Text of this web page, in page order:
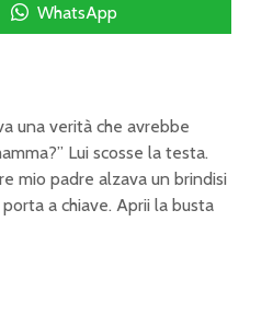
WhatsApp
una verità che avrebbe
Lui scosse la testa.
mio padre alzava un brindisi
a chiave. Aprii la busta